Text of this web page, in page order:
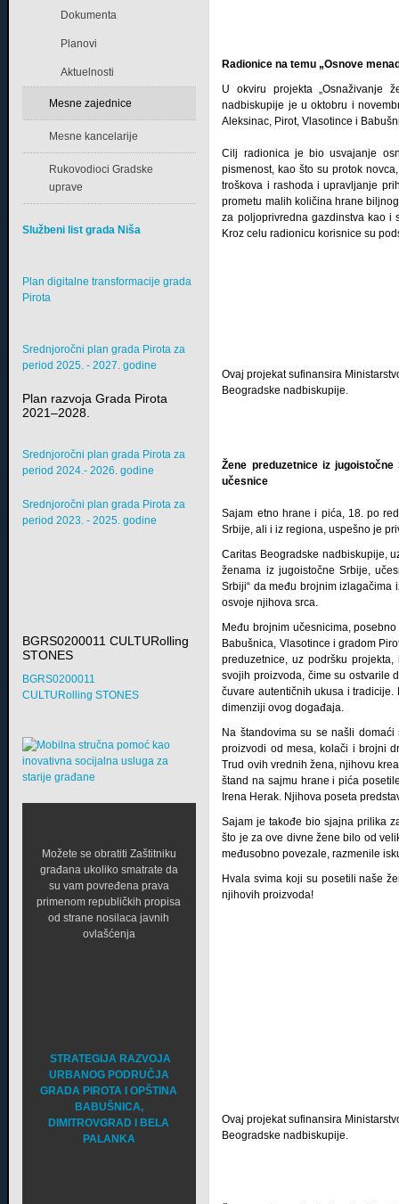
Radionice na temu „Osnove
U okviru projekta „Osnaživanje
nadbiskupije je u oktobru i
Aleksinac, Pirot, Vlasotince i
Cilj radionica je bio usvajanje
pismenost, kao što su protok
troškova i rashoda i upravljanje
prometu malih količina hrane
za poljoprivredna gazdinstva kao i
Kroz celu radionicu korisnice su
Ovaj projekat sufinansira
Beogradske nadbiskupije.
Žene preduzetnice iz
učesnice
Sajam etno hrane i pića, 18. po
Srbije, ali i iz regiona, uspešno je
Caritas Beogradske nadbiskupije,
ženama iz jugoistočne Srbije,
Srbiji“ da među brojnim
osvoje njihova srca.
Među brojnim učesnicima,
Babušnica, Vlasotince i gradom
preduzetnice, uz podršku
svojih proizvoda, čime su ostvarile
čuvare autentičnih ukusa i
dimenziji ovog događaja.
Na štandovima su se našli
proizvodi od mesa, kolači i brojni
Trud ovih vrednih žena, njihovu
štand na sajmu hrane i pića
Irena Herak. Njihova poseta
Sajam je takođe bio sjajna prilika
što je za ove divne žene bilo od
međusobno povezale, razmenile
Hvala svima koji su posetili naše
njihovih proizvoda!
Ovaj projekat sufinansira
Beogradske nadbiskupije.
Dokumenta
Planovi
Aktuelnosti
Mesne zajednice
Mesne kancelarije
Rukovodioci Gradske
uprave
Službeni list grada Niša
Plan digitalne transformacije grada
Pirota
Srednjoročni plan grada Pirota za
period 2025. - 2027. godine
Plan razvoja Grada Pirota
2021–2028.
Srednjoročni plan grada Pirota za
period 2024.- 2026. godine
Srednjoročni plan grada Pirota za
period 2023. - 2025. godine
BGRS0200011 CULTURolling
STONES
BGRS0200011
CULTURolling STONES
Možete se obratiti Zaštitniku
građana ukoliko smatrate da
su vam povređena prava
primenom republičkih propisa
od strane nosilaca javnih
ovlašćenja
STRATEGIJA RAZVOJA
URBANOG PODRUČJA
GRADA PIROTA I OPŠTINA
BABUŠNICA,
DIMITROVGRAD I BELA
PALANKA